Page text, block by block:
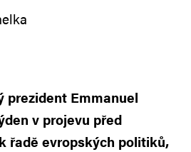
prezident Emmanuel
v projevu před
řadě evropských politiků,